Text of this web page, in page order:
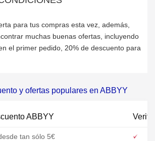
para tus compras esta vez, además,
muchas buenas ofertas, incluyendo
el primer pedido, 20% de descuento para
y ofertas populares en ABBYY
ABBYY
tan sólo 5€